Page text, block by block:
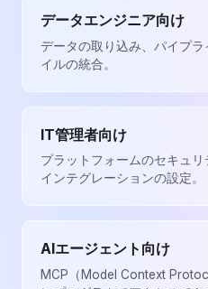
データエンジニア向け
データの取り込み、パイプ
イルの統合。
IT管理者向け
プラットフォームのセキュリ
インテグレーションの設定。
AIエージェント向け
MCP（Model Context